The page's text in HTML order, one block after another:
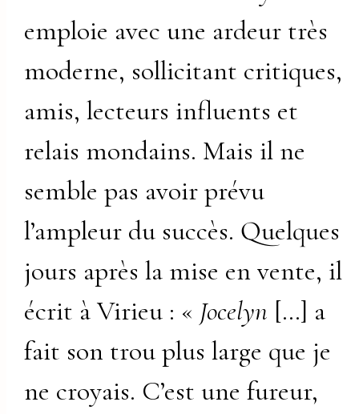
emploie avec une ardeur très
moderne, sollicitant critiques,
amis, lecteurs influents et
relais mondains. Mais il ne
semble pas avoir prévu
l’ampleur du succès. Quelques
jours après la mise en vente, il
écrit à Virieu : « Jocelyn […] a
fait son trou plus large que je
ne croyais. C’est une fureur,